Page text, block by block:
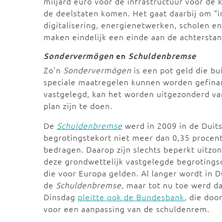
de deelstaten komen. Het gaat daarbij om
digitalisering, energienetwerken, scholen
maken eindelijk een einde aan de
Sondervermögen en Schuldenbremse
Zo'n Sondervermögen is een pot geld die
speciale maatregelen kunnen worden
vastgelegd, kan het worden uitgezonderd
plan zijn te doen.
De Schuldenbremse werd in 2009 in de
begrotingstekort niet meer dan 0,35
bedragen. Daarop zijn slechts beperkt
deze grondwettelijk vastgelegde
die voor Europa gelden. Al langer wordt in
de Schuldenbremse, maar tot nu toe werd
Dinsdag pleitte ook de Bundesbank, die
voor een aanpassing van de schuldenrem.